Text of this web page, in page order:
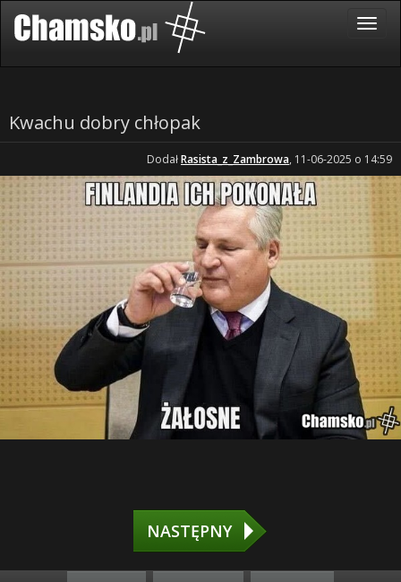
Kwachu dobry chłopak
DodałRasista_z_Zambrowa, 11-06-2025 o 14:59
NASTĘPNY